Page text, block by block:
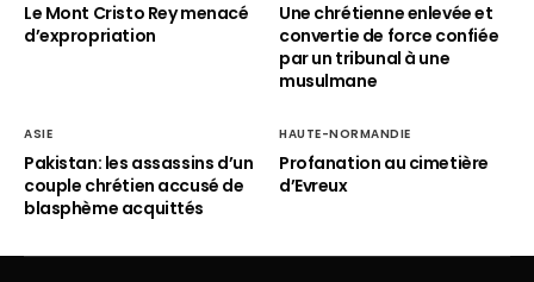
Le Mont Cristo Rey menacé
d’expropriation
Une chrétienne enlevée et
convertie de force confiée
par un tribunal à une
musulmane
ASIE
Pakistan: les assassins d’un
couple chrétien accusé de
blasphème acquittés
HAUTE-NORMANDIE
Profanation au cimetière
d’Evreux